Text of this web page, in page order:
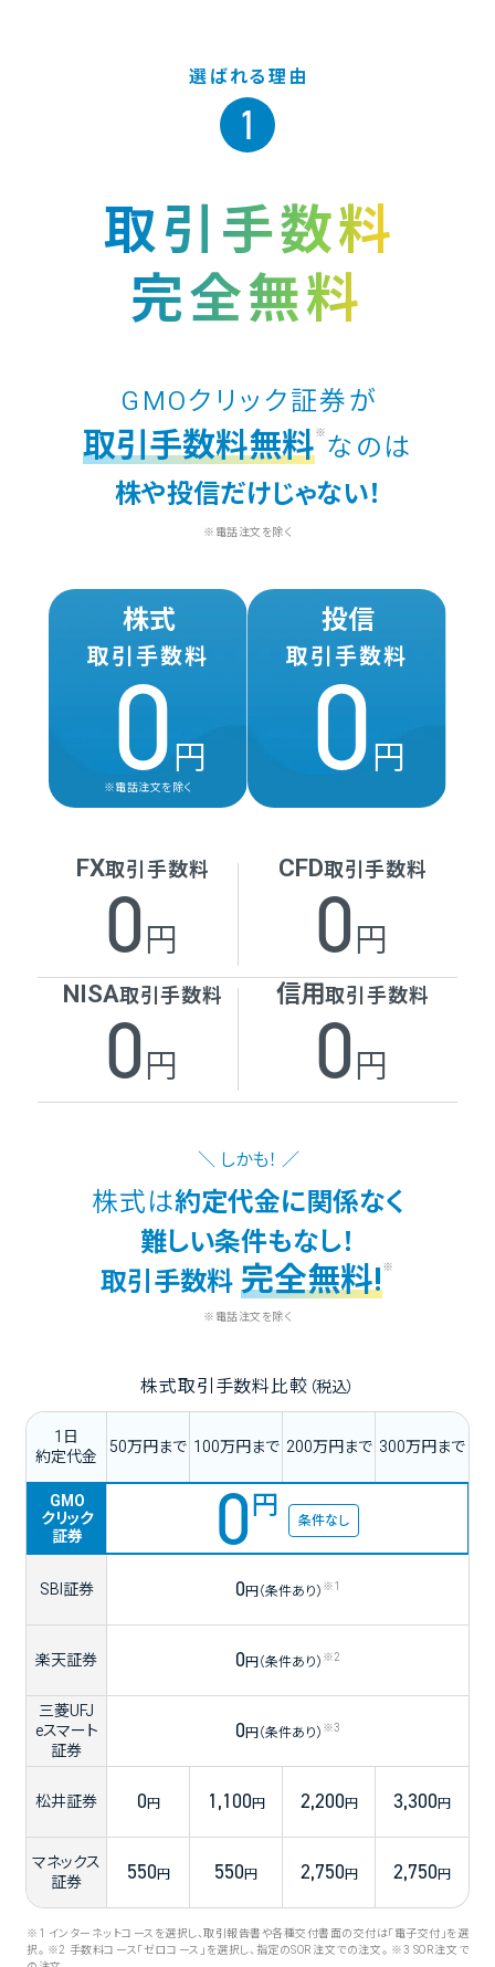
選ばれる理由
1
取引手数料
完全無料
GMOクリック証券が
取引手数料無料※ なのは
株や投信だけじゃない！
※電話注文を除く
株式
取引手数料
0 円
※電話注文を除く
投信
取引手数料
0 円
FX取引手数料
0 円
CFD取引手数料
0 円
NISA取引手数料
0 円
信用取引手数料
0 円
＼ しかも！ ／
株式は約定代金に関係なく
難しい条件もなし！
取引手数料 完全無料! ※
※電話注文を除く
株式取引手数料比較 （税込）
1 日
約定代金
50万円 まで 100万円 まで 200万円 まで 300万円 まで
GMO
クリック
証券
0円
条件なし
SBI証券 0円（条件あり） ※1
楽天証券 0円（条件あり） ※2
三菱UFJ
eスマート
証券
0円（条件あり） ※3
松井証券 0円 1,100円 2,200円 3,300円
マネックス
証券
550円 550円 2,750円 2,750円
※1 インターネットコースを選択し、取引報告書や各種交付書面の交付は「電子交付」を選
択。 ※2 手数料コース「ゼロコース」を選択し、指定のSOR注文での注文。 ※3 SOR注文で